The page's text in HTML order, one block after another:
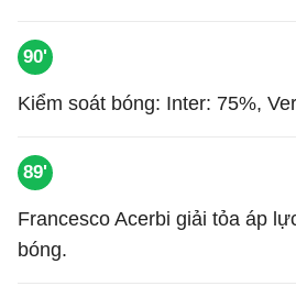
90'
Kiểm soát bóng: Inter: 75%,
89'
Francesco Acerbi giải tỏa áp
bóng.